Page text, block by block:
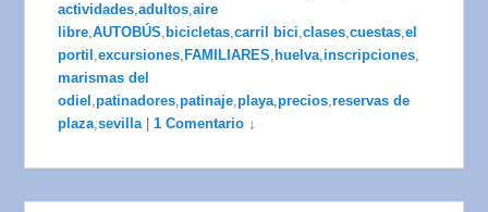
actividades,adultos,aire
libre,AUTOBÚS, bicicletas,carril bici,clases,cuestas,el
portil ,excursiones, FAMILIARES, huelva,inscripciones,
marismas del
odiel ,patinadores,patinaje,playa,precios,reservas de
plaza,sevilla |1 Comentario ↓